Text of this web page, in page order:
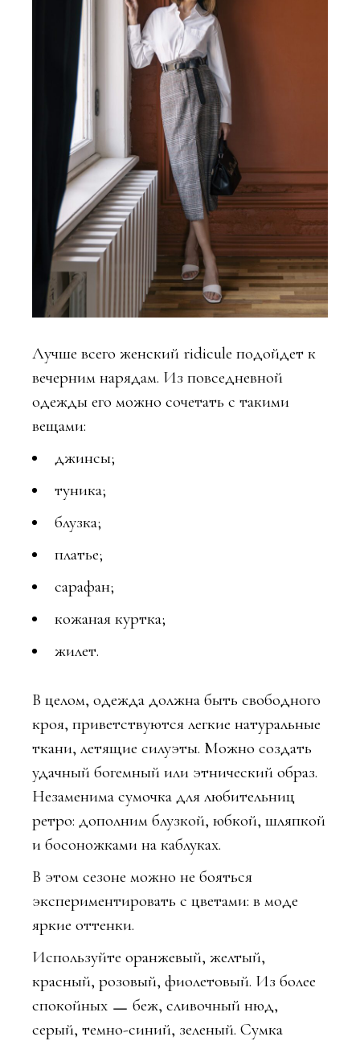
Лучше всего женский ridicule подойдет к
вечерним нарядам. Из повседневной
одежды его можно сочетать с такими
вещами:
джинсы;
туника;
блузка;
платье;
сарафан;
кожаная куртка;
жилет.
В целом, одежда должна быть свободного
кроя, приветствуются легкие натуральные
ткани, летящие силуэты. Можно создать
удачный богемный или этнический образ.
Незаменима сумочка для любительниц
ретро: дополним блузкой, юбкой, шляпкой
и босоножками на каблуках.
В этом сезоне можно не бояться
экспериментировать с цветами: в моде
яркие оттенки.
Используйте оранжевый, желтый,
красный, розовый, фиолетовый. Из более
спокойных ㅡ беж, сливочный нюд,
серый, темно-синий, зеленый. Сумка